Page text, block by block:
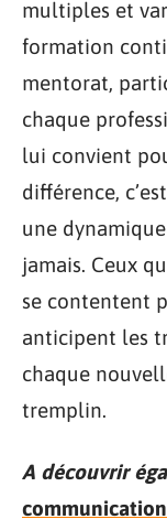
multiples et
formation
mentorat,
chaque
lui convient
différence,
une
jamais. Ceux
se contentent
anticipent les
chaque
tremplin.
A découvrir